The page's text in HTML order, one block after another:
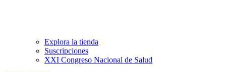
Explora la tienda
Suscripciones
XXI Congreso Nacional de Salud